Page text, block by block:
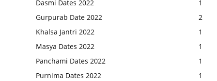
Dasmi Dates 2022
1
Gurpurab Date 2022
2
Khalsa Jantri 2022
1
Masya Dates 2022
1
Panchami Dates 2022
1
Purnima Dates 2022
1